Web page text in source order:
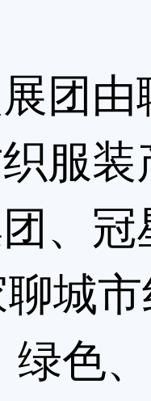
由
服
、
城
绿色